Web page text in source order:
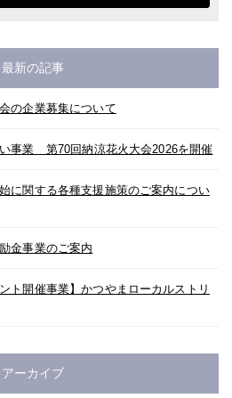
最新の記事
の企業募集について
事業 第70回納涼花火大会2026を開催
に関する各種支援施策のご案内につい
金事業のご案内
ト開催事業】かつやまローカルストリ
アーカイブ